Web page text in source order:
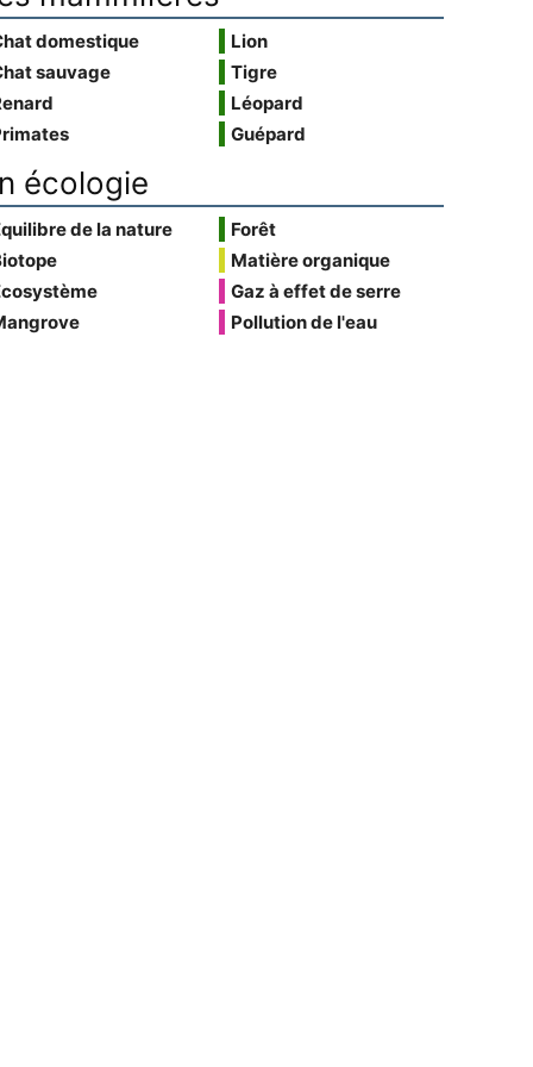
domestique
sauvage
Lion
Tigre
Léopard
Guépard
écologie
de la nature
Forêt
Matière organique
Gaz à effet de serre
Pollution de l'eau